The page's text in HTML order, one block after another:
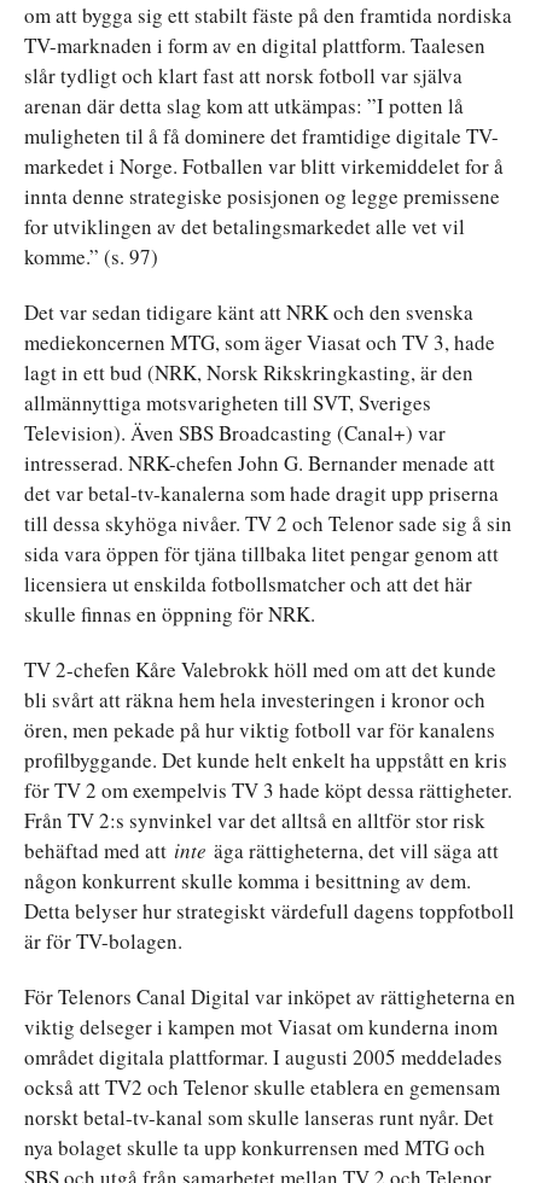
om att bygga sig ett stabilt fäste på den framtida nordiska
TV-marknaden i form av en digital plattform. Taalesen
slår tydligt och klart fast att norsk fotboll var själva
arenan där detta slag kom att utkämpas: ”I potten lå
muligheten til å få dominere det framtidige digitale TV-
markedet i Norge. Fotballen var blitt virkemiddelet for å
innta denne strategiske posisjonen og legge premissene
for utviklingen av det betalingsmarkedet alle vet vil
komme.” (s. 97)
Det var sedan tidigare känt att NRK och den svenska
mediekoncernen MTG, som äger Viasat och TV 3, hade
lagt in ett bud (NRK, Norsk Rikskringkasting, är den
allmännyttiga motsvarigheten till SVT, Sveriges
Television). Även SBS Broadcasting (Canal+) var
intresserad. NRK-chefen John G. Bernander menade att
det var betal-tv-kanalerna som hade dragit upp priserna
till dessa skyhöga nivåer. TV 2 och Telenor sade sig å sin
sida vara öppen för tjäna tillbaka litet pengar genom att
licensiera ut enskilda fotbollsmatcher och att det här
skulle finnas en öppning för NRK.
TV 2-chefen Kåre Valebrokk höll med om att det kunde
bli svårt att räkna hem hela investeringen i kronor och
ören, men pekade på hur viktig fotboll var för kanalens
profilbyggande. Det kunde helt enkelt ha uppstått en kris
för TV 2 om exempelvis TV 3 hade köpt dessa rättigheter.
Från TV 2:s synvinkel var det alltså en alltför stor risk
behäftad med att inte äga rättigheterna, det vill säga att
någon konkurrent skulle komma i besittning av dem.
Detta belyser hur strategiskt värdefull dagens toppfotboll
är för TV-bolagen.
För Telenors Canal Digital var inköpet av rättigheterna en
viktig delseger i kampen mot Viasat om kunderna inom
området digitala plattformar. I augusti 2005 meddelades
också att TV2 och Telenor skulle etablera en gemensam
norskt betal-tv-kanal som skulle lanseras runt nyår. Det
nya bolaget skulle ta upp konkurrensen med MTG och